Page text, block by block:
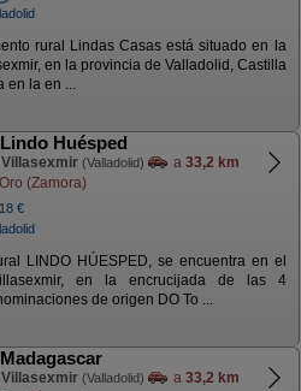
rural Lindas Casas está situado en la
en la provincia de Valladolid, Castilla
en la en ...
Huésped
Villasexmir (Valladolid) a 33,2 km
(Zamora)
18 €
LINDO HÚESPED, se encuentra en el
en la encrucijada de las 4
de origen DO To ...
Villasexmir (Valladolid) a 33,2 km